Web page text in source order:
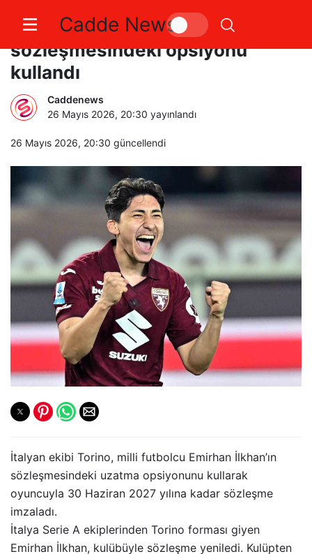
Cadde News
Torino, Emirhan İlkhan’ın
sözleşmesindeki opsiyonu
kullandı
Caddenews
26 Mayıs 2026, 20:30 yayınlandı
26 Mayıs 2026, 20:30 güncellendi
İtalyan ekibi Torino, milli futbolcu Emirhan İlkhan’ın
sözleşmesindeki uzatma opsiyonunu kullarak
oyuncuyla 30 Haziran 2027 yılına kadar sözleşme
imzaladı.
İtalya Serie A ekiplerinden Torino forması giyen
Emirhan İlkhan, kulübüyle sözleşme yeniledi. Kulüpten